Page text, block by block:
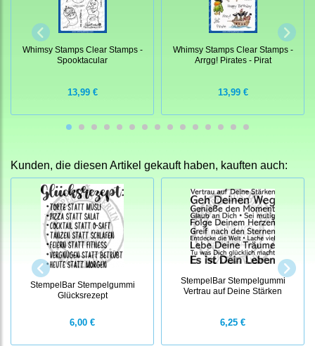
Whimsy Stamps Clear Stamps -
Spooktacular
13,99 €
Whimsy Stamps Clear Stamps -
Arrgg! Pirates - Pirat
13,99 €
Kunden, die diesen Artikel gekauft haben, kauften auch:
StempelBar Stempelgummi
Glücksrezept
6,00 €
StempelBar Stempelgummi
Vertrau auf Deine Stärken
6,25 €